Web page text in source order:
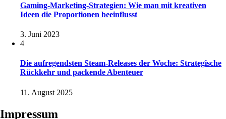
Gaming-Marketing-Strategien: Wie man mit kreativen
Ideen die Proportionen beeinflusst
3. Juni 2023
4
Die aufregendsten Steam-Releases der Woche: Strategische
Rückkehr und packende Abenteuer
11. August 2025
Impressum